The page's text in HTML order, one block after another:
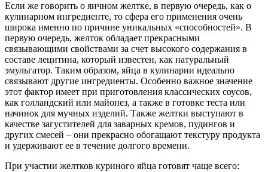
Если же говорить о яичном желтке, в первую очередь, как о
кулинарном ингредиенте, то сфера его применения очень
широка именно по причине уникальных «способностей». В
первую очередь, желток обладает прекрасными
связывающими свойствами за счет высокого содержания в
составе лецитина, который известен, как натуральный
эмульгатор. Таким образом, яйца в кулинарии идеально
связывают другие ингредиенты. Особенно важное значение
этот фактор имеет при приготовления классических соусов,
как голландский или майонез, а также в готовке теста или
начинок для мучных изделий. Также желтки выступают в
качестве загустителей для заварных кремов, пудингов и
других смесей – они прекрасно обогащают текстуру продукта
и удерживают ее в течение долгого времени.
При участии желтков куриного яйца готовят чаще всего: